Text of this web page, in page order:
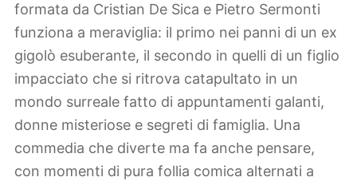
formata da Cristian De Sica e Pietro Sermonti
funziona a meraviglia: il primo nei panni di un ex
gigolò esuberante, il secondo in quelli di un figlio
impacciato che si ritrova catapultato in un
mondo surreale fatto di appuntamenti galanti,
donne misteriose e segreti di famiglia. Una
commedia che diverte ma fa anche pensare,
con momenti di pura follia comica alternati a